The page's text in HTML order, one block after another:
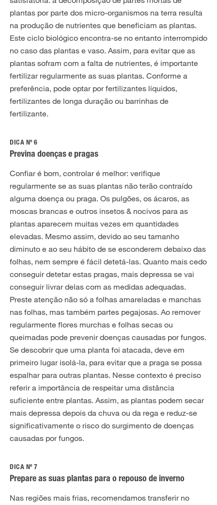
plantas por parte dos micro-organismos na terra resulta
na produção de nutrientes que beneficiam as plantas.
Este ciclo biológico encontra-se no entanto interrompido
no caso das plantas e vaso. Assim, para evitar que as
plantas sofram com a falta de nutrientes, é importante
fertilizar regularmente as suas plantas. Conforme a
preferência, pode optar por fertilizantes líquidos,
fertilizantes de longa duração ou barrinhas de
fertilizante.
DICA Nº 6
Previna doenças e pragas
Confiar é bom, controlar é melhor: verifique
regularmente se as suas plantas não terão contraído
alguma doença ou praga. Os pulgões, os ácaros, as
moscas brancas e outros insetos & nocivos para as
plantas aparecem muitas vezes em quantidades
elevadas. Mesmo assim, devido ao seu tamanho
diminuto e ao seu hábito de se esconderem debaixo das
folhas, nem sempre é fácil detetá-las. Quanto mais cedo
conseguir detetar estas pragas, mais depressa se vai
conseguir livrar delas com as medidas adequadas.
Preste atenção não só a folhas amareladas e manchas
nas folhas, mas também partes pegajosas. Ao remover
regularmente flores murchas e folhas secas ou
queimadas pode prevenir doenças causadas por fungos.
Se descobrir que uma planta foi atacada, deve em
primeiro lugar isolá-la, para evitar que a praga se possa
espalhar para outras plantas. Nesse contexto é preciso
referir a importância de respeitar uma distância
suficiente entre plantas. Assim, as plantas podem secar
mais depressa depois da chuva ou da rega e reduz-se
significativamente o risco do surgimento de doenças
causadas por fungos.
DICA Nº 7
Prepare as suas plantas para o repouso de inverno
Nas regiões mais frias, recomendamos transferir no